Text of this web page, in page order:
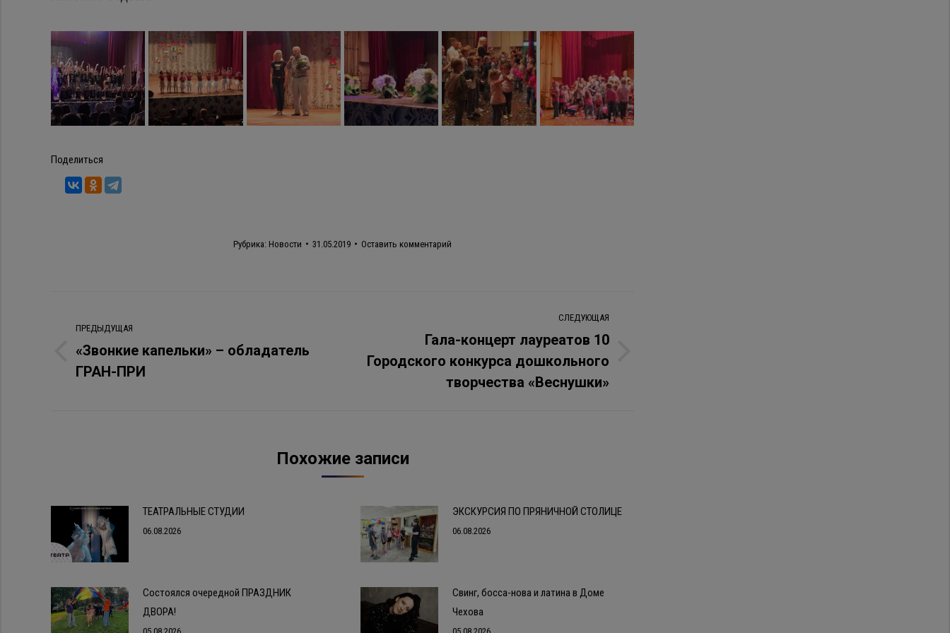
Поделиться
Рубрика: Новости 31.05.2019 Оставить комментарий
по
записям
ПРЕДЫДУЩАЯ
запись:
«Звонкие капельки» – обладатель
ГРАН-ПРИ
СЛЕДУЮЩАЯ
Следующая
Гала-концерт лауреатов 10
Городского конкурса дошкольного
творчества «Веснушки»
Похожие записи
ТЕАТРАЛЬНЫЕ СТУДИИ
06.08.2026
ЭКСКУРСИЯ ПО ПРЯНИЧНОЙ СТОЛИЦЕ
06.08.2026
Состоялся очередной ПРАЗДНИК
ДВОРА!
Свинг, босса-нова и латина в Доме
Чехова